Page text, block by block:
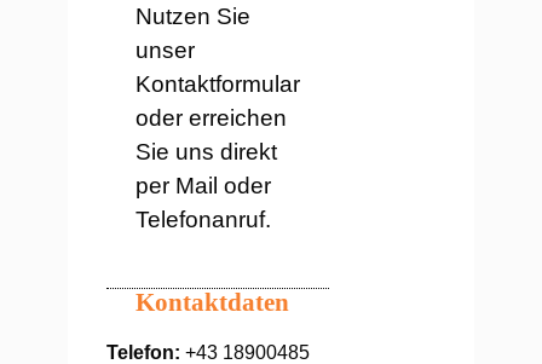
Nutzen Sie
unser
Kontaktformular
oder erreichen
Sie uns direkt
per Mail oder
Telefonanruf.
Kontaktdaten
Telefon: +43 18900485